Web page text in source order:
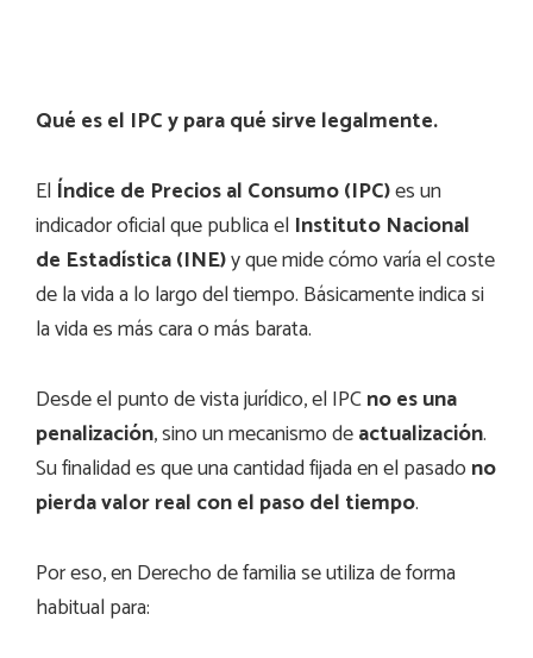
Qué es el IPC y para qué sirve legalmente.
El Índice de Precios al Consumo (IPC)es un
indicador oficial que publica el Instituto Nacional
de Estadística (INE)y que mide cómo varía el coste
de la vida a lo largo del tiempo. Básicamente indica si
la vida es más cara o más barata.
Desde el punto de vista jurídico, el IPCno es una
penalización, sino un mecanismo deactualización.
Su finalidad es que una cantidad fijada en el pasado no
pierda valor real con el paso del tiempo.
Por eso, en Derecho de familia se utiliza de forma
habitual para: